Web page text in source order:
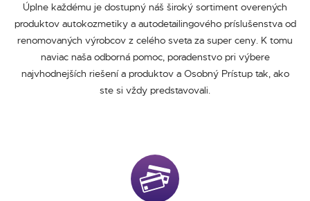
Úplne každému je dostupný náš široký sortiment overených
produktov autokozmetiky a autodetailingového príslušenstva od
renomovaných výrobcov z celého sveta za super ceny. K tomu
naviac naša odborná pomoc, poradenstvo pri výbere
najvhodnejších riešení a produktov a Osobný Prístup tak, ako
ste si vždy predstavovali.